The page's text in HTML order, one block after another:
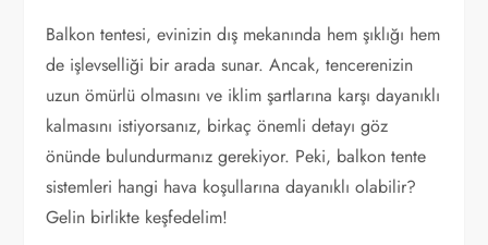
Balkon tentesi, evinizin dış mekanında hem şıklığı hem
de işlevselliği bir arada sunar. Ancak, tencerenizin
uzun ömürlü olmasını ve iklim şartlarına karşı dayanıklı
kalmasını istiyorsanız, birkaç önemli detayı göz
önünde bulundurmanız gerekiyor. Peki, balkon tente
sistemleri hangi hava koşullarına dayanıklı olabilir?
Gelin birlikte keşfedelim!